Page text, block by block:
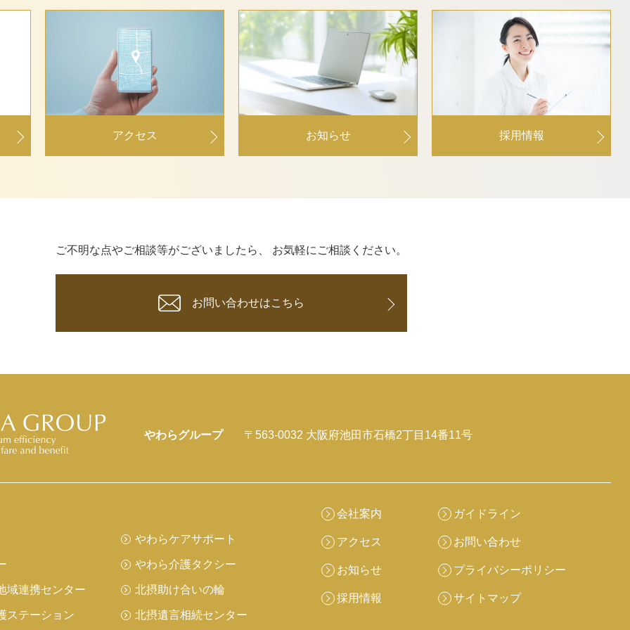
アクセス お知らせ 採用情報
ご不明な点やご相談等がございましたら、 お気軽にご相談ください。
お問い合わせはこちら
やわらグループ 〒563-0032 大阪府池田市石橋2丁目14番11号
域連携センター
ステーション
やわらケアサポート
やわら介護タクシー
北摂助け合いの輪
北摂遺言相続センター
会社案内
アクセス
お知らせ
採用情報
ガイドライン
お問い合わせ
プライバシーポリシー
サイトマップ